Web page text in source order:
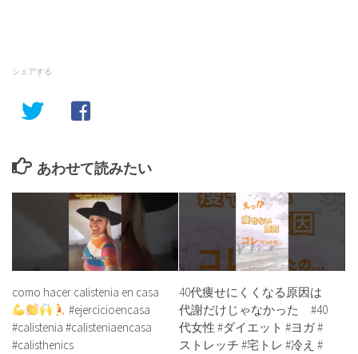
シェアする
あわせて読みたい
como hacer calistenia en casa
#ejercicioencasa
#calistenia #calisteniaencasa
#calisthenics
40代痩せにくくなる原因は
代謝だけじゃなかった #40
代女性 #ダイエット #ヨガ #
ストレッチ #宅トレ #冷え #